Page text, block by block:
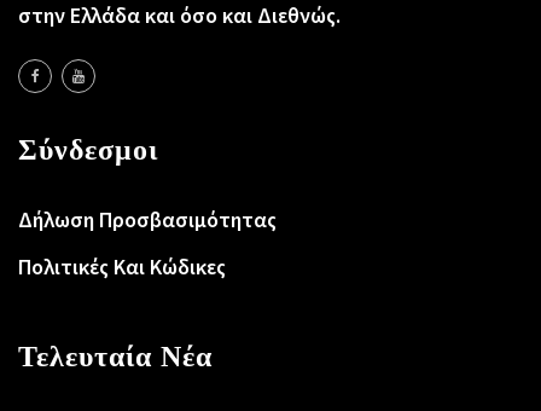
στην Ελλάδα και όσο και Διεθνώς.
Σύνδεσμοι
Δήλωση Προσβασιμότητας
Πολιτικές Και Κώδικες
Τελευταία Νέα